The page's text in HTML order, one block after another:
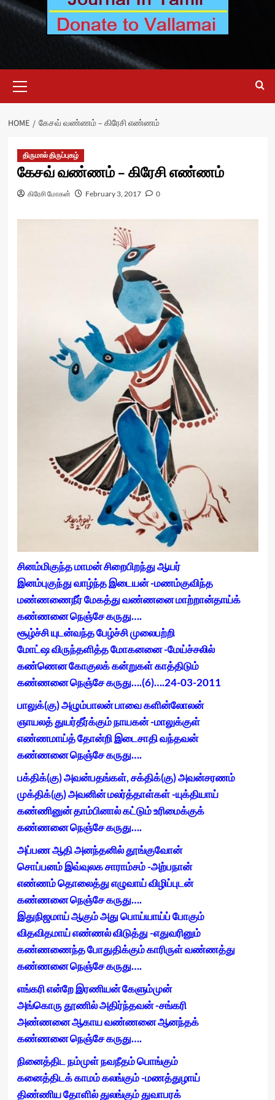
Menu
HOME கேசவ் வண்ணம் – கிரேசி எண்ணம்
திருமால் திருப்புகழ்
கேசவ் வண்ணம் – கிரேசி எண்ணம்
கிரேசி மோகன் February 3, 2017 0
சினம்மிகுந்த மாமன் சிறைபிறந்து ஆயர்
இனம்புகுந்து வாழ்ந்த இடையன் -மணம்குவிந்த
மண்ணணைநீர் மேகத்து வண்ணனை மாற்றான்தாய்க்
கண்ணனை நெஞ்சே கருது….
சூழ்ச்சி யுடன்வந்த பேழ்ச்சி முலைபற்றி
மோட்ஷ விருந்தளித்த மோகனனை -மேய்ச்சலில்
கண்ணென கோகுலக் கன்றுகள் காத்திடும்
கண்ணனை நெஞ்சே கருது….(6)….24-03-2011
பாலுக்(கு) அழும்பாலன் பாவை களின்லோலன்
ஞாயலத் துயர்தீர்க்கும் நாயகன் -மாலுக்குள்
எண்ணமாய்த் தோன்றி இடைசாதி வந்தவன்
கண்ணனை நெஞ்சே கருது….
பக்திக்(கு) அவன்பதங்கள், சக்திக்(கு) அவன்சரணம்
முக்திக்(கு) அவனின் மலர்த்தாள்கள் -யுக்தியாய்
கண்ணினுன் தாம்பினால் கட்டும் உரிமைக்குக்
கண்ணனை நெஞ்சே கருது….
அப்பண ஆதி அனந்தனில் தூங்குவோன்
சொப்பனம் இவ்வுலக சாராம்சம் -அற்பநான்
எண்ணம் தொலைத்து எழுவாய் விழிப்புடன்
கண்ணனை நெஞ்சே கருது….
இதுநிஜமாய் ஆகும் அது பொய்யாய்ப் போகும்
விதவிதமாய் எண்ணல் விடுத்து -எதுவரினும்
கண்ணணைந்த போதுதிக்கும் காரிருள் வண்ணத்து
கண்ணனை நெஞ்சே கருது….
எங்கரி என்றே இரணியன் கேளும்முன்
அங்கொரு தூணில் அதிர்ந்தவன் -சங்கரி
அண்ணனை ஆகாய வண்ணனை ஆனந்தக்
கண்ணனை நெஞ்சே கருது….
நினைத்திட நம்முள் நவநீதம் பொங்கும்
கனைத்திடக் காமம் கலங்கும் -மணத்துழாய்
திண்ணிய தோளில் துலங்கும் துவாபரக்